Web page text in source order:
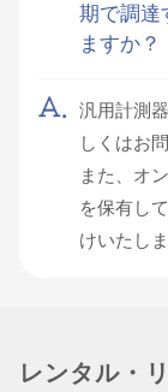
期で調達
ますか？
汎用計測
しくはお
また、オ
を保有し
けいたしま
レンタル・